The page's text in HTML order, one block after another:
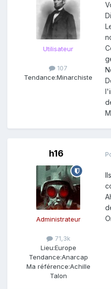
Utilisateur
107
Tendance:Minarchiste
h16
Administrateur
71,3k
Lieu:Europe
Tendance:Anarcap
Ma référence:Achille
Talon